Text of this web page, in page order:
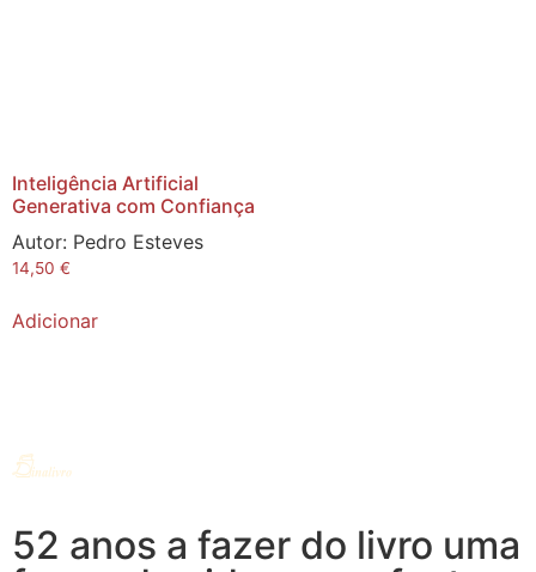
Inteligência Artificial
Generativa com Confiança
Autor: Pedro Esteves
14,50 €
Adicionar
52 anos a fazer do livro uma